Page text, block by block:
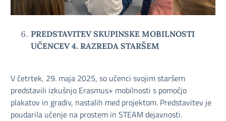
PREDSTAVITEV SKUPINSKE MOBILNOSTI
UČENCEV 4. RAZREDA STARŠEM
V četrtek, 29. maja 2025, so učenci svojim staršem
predstavili izkušnjo Erasmus+ mobilnosti s pomočjo
plakatov in gradiv, nastalih med projektom. Predstavitev je
poudarila učenje na prostem in STEAM dejavnosti.